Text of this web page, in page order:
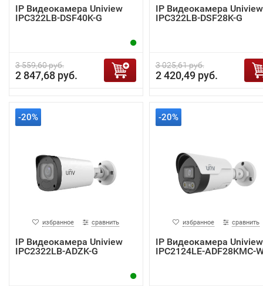
IP Видеокамера Uniview
IPC322LB-DSF40K-G
3 559,60 руб.
2 847,68 руб.
IP Видеокамера Uniview
IPC322LB-DSF28K-G
3 025,61 руб.
2 420,49 руб.
-20%
избранное сравнить
IP Видеокамера Uniview
IPC2322LB-ADZK-G
-20%
избранное сравнить
IP Видеокамера Uniview
IPC2124LE-ADF28KMC-